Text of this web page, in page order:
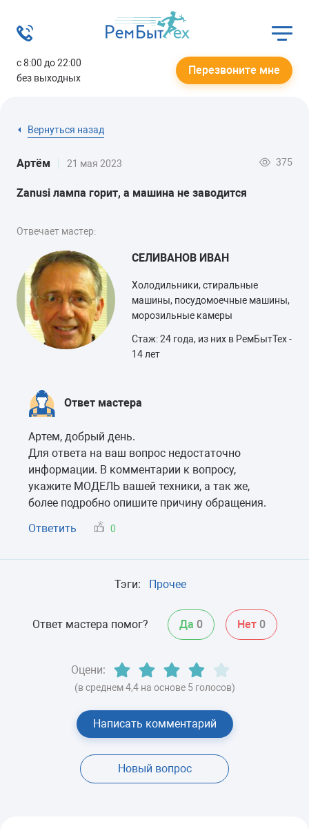
с 8:00 до 22:00
без выходных
Перезвоните мне
Вернуться назад
Артём 21 мая 2023 375
Zanusi лампа горит, а машина не заводится
Отвечает мастер:
СЕЛИВАНОВ ИВАН
Холодильники, стиральные
машины, посудомоечные машины,
морозильные камеры
Стаж: 24 года, из них в РемБытТех -
14 лет
Ответ мастера
Артем, добрый день.
Для ответа на ваш вопрос недостаточно
информации. В комментарии к вопросу,
укажите МОДЕЛЬ вашей техники, а так же,
более подробно опишите причину обращения.
Ответить
0
Тэги: Прочее
Ответ мастера помог? Да 0 Нет 0
Оцени:
(в среднем 4,4 на основе 5 голосов)
Написать комментарий
Новый вопрос